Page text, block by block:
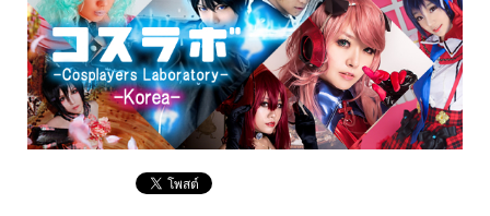
English
ภาษาไทย
tiéng Viêt
Bahasa Indonesia